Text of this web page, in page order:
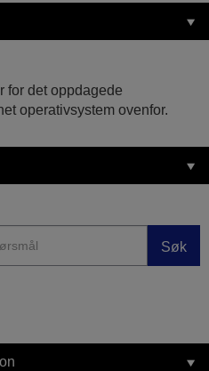
for det oppdagede
operativsystem ovenfor.
Søk